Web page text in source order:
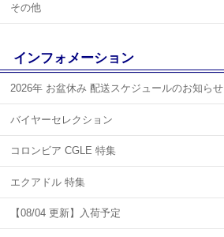
その他
インフォメーション
2026年 お盆休み 配送スケジュールのお知らせ
バイヤーセレクション
コロンビア CGLE 特集
エクアドル 特集
【08/04 更新】入荷予定